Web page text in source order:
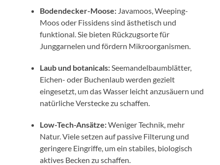
Bodendecker-Moose: Javamoos, Weeping-
Moos oder Fissidens sind ästhetisch und
funktional. Sie bieten Rückzugsorte für
Junggarnelen und fördern Mikroorganismen.
Laub und botanicals: Seemandelbaumblätter,
Eichen- oder Buchenlaub werden gezielt
eingesetzt, um das Wasser leicht anzusäuern und
natürliche Verstecke zu schaffen.
Low-Tech-Ansätze:Weniger Technik, mehr
Natur. Viele setzen auf passive Filterung und
geringere Eingriffe, um ein stabiles, biologisch
aktives Becken zu schaffen.